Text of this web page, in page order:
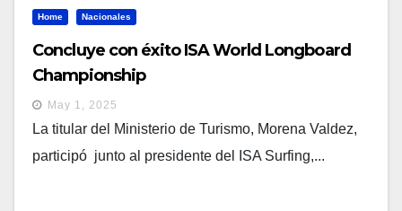
Home Nacionales
Concluye con éxito ISA World Longboard
Championship
May 1, 2025
La titular del Ministerio de Turismo, Morena Valdez,
participó junto al presidente del ISA Surfing,...